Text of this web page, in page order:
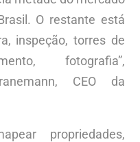
O restante está
inspeção, torres de
fotografia”,
CEO da
propriedades,